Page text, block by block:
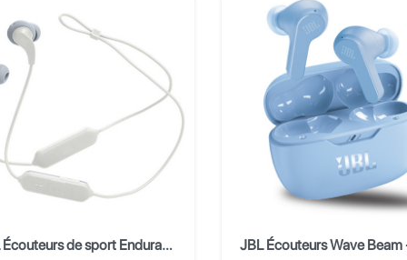
JBL Écouteurs de sport Endurance RUN BT 2 - Blanc